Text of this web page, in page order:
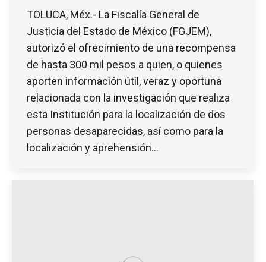
TOLUCA, Méx.- La Fiscalía General de
Justicia del Estado de México (FGJEM),
autorizó el ofrecimiento de una recompensa
de hasta 300 mil pesos a quien, o quienes
aporten información útil, veraz y oportuna
relacionada con la investigación que realiza
esta Institución para la localización de dos
personas desaparecidas, así como para la
localización y aprehensión…